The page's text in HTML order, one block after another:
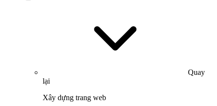
Quay
lại
Xây dựng trang web